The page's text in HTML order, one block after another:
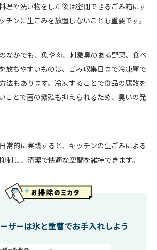
理や洗い物をした後は密閉できるごみ箱にす
チンに生ごみを放置しないことも重要です。
なかでも、魚や肉、刺激臭のある野菜、食べ
放ちやすいものは、ごみ収集日まで冷凍庫で
法もあります。冷凍することで食品の腐敗を
ことで菌の繁殖も抑えられるため、臭いの発
常的に実践すると、キッチンの生ごみによる
制し、清潔で快適な空間を維持できます。
ザーは氷と重曹でお手入れしよう